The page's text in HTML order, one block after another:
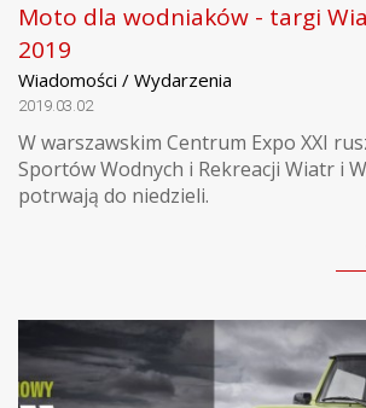
Moto dla wodniaków - targi
2019
Wiadomości / Wydarzenia
2019.03.02
W warszawskim Centrum Expo XXI
Sportów Wodnych i Rekreacji Wiatr i
potrwają do niedzieli.